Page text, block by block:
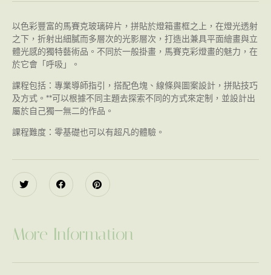
以色彩豐富的馬賽克玻璃碎片，拼貼於燈箱畫框之上，在燈光透射
之下，折射出細膩而多層次的光影層次，打造出兼具平面繪畫與立
體光感的獨特藝術品。不同於一般掛畫，馬賽克彩燈畫的魅力，在
於它會「呼吸」。
課程包括：專業導師指引，搭配色塊、線條與圖案設計，拼貼技巧
及方式。**可以根據不同主題去探索不同的方式來定制，並設計出
屬於自己獨一無二的作品。
課程難度：零基礎也可以有超凡的體驗。
More Information